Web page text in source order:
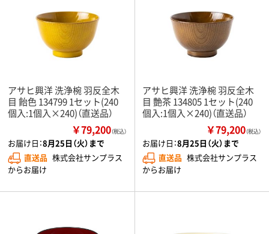
アサヒ興洋 洗浄椀 羽反全木
目 飴色 134799 1セット(240
個入:1個入×240)（直送品）
￥79,200（税込）
お届け日：8月25日（火）まで
直送品 株式会社サンプラス
からお届け
アサヒ興洋 洗浄椀 羽反全木
目 艶茶 134805 1セット(240
個入:1個入×240)（直送品）
￥79,200（税込）
お届け日：8月25日（火）まで
直送品 株式会社サンプラス
からお届け